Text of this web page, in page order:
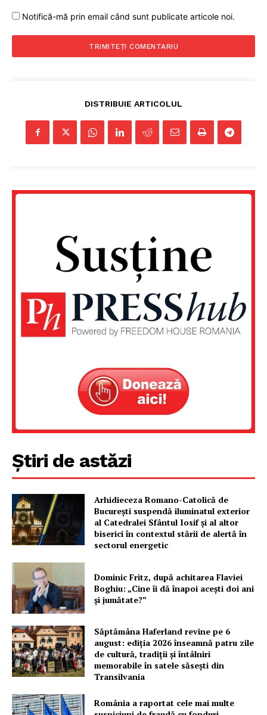
Despre noi / Echipa
Notifică-mă prin email când sunt publicate articole noi.
DISTRIBUIE ARTICOLUL
Știri de astăzi
Arhidieceza Romano-Catolică de
București suspendă iluminatul exterior
al Catedralei Sfântul Iosif și al altor
biserici în contextul stării de alertă în
sectorul energetic
Dominic Fritz, după achitarea Flaviei
Boghiu: „Cine îi dă înapoi aceşti doi ani
şi jumătate?”
Săptămâna Haferland revine pe 6
august: ediția 2026 înseamnă patru zile
de cultură, tradiții și întâlniri
memorabile în satele săsești din
Transilvania
România a raportat cele mai multe